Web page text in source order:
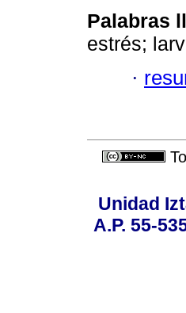
Palabras
estrés;
·
Unidad
A.P. 55-